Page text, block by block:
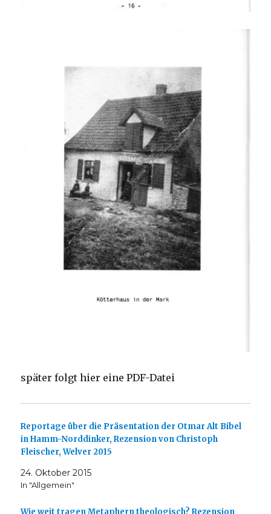
später folgt hier eine PDF-Datei
Reportage über die Präsentation der Otmar Alt Bibel
in Hamm-Norddinker, Rezension von Christoph
Fleischer, Welver 2015
24. Oktober 2015
In "Allgemein"
Wie weit tragen Metaphern theologisch? Rezension